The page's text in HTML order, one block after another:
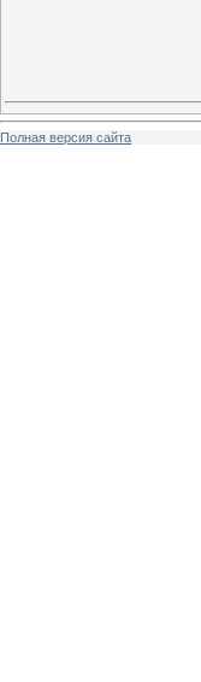
Полная версия сайта